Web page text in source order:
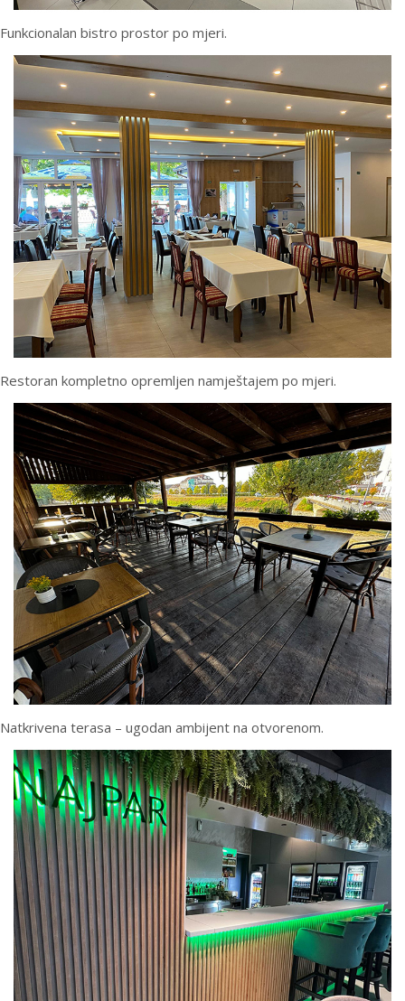
Funkcionalan bistro prostor po mjeri.
Restoran kompletno opremljen namještajem po mjeri.
Natkrivena terasa – ugodan ambijent na otvorenom.